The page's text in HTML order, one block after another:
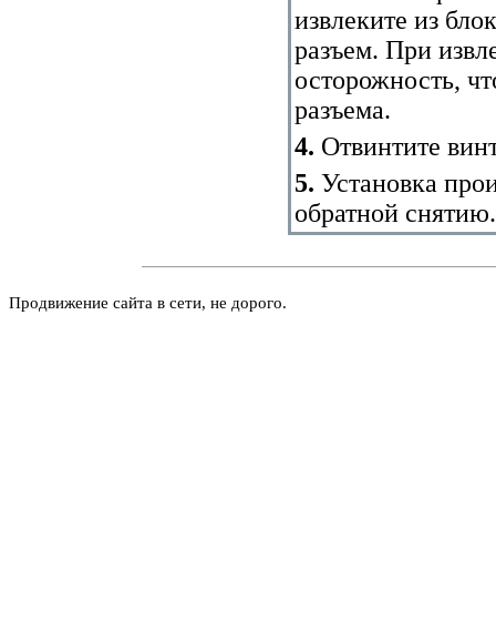
извлеките из
разъем. При
осторожность,
разъема.
4. Отвинтите
5. Установка
обратной снятию.
Продвижение сайта в сети, не дорого.